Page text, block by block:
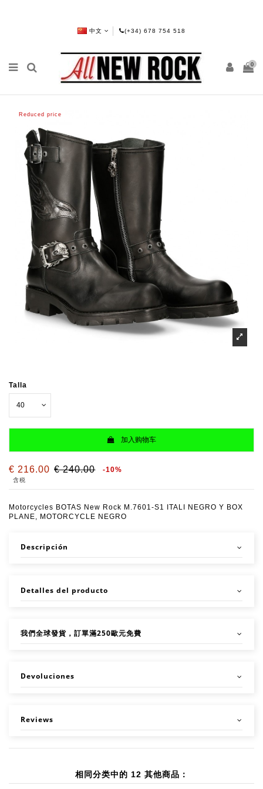
中文 (+34) 678 754 518
0
Reduced price
Talla
加入购物车
€ 216.00 € 240.00 -10%
含税
Motorcycles BOTAS New Rock M.7601-S1 ITALI NEGRO Y BOX
PLANE, MOTORCYCLE NEGRO
Descripción
Detalles del producto
我們全球發貨，訂單滿250歐元免費
Devoluciones
Reviews
相同分类中的 12 其他商品：